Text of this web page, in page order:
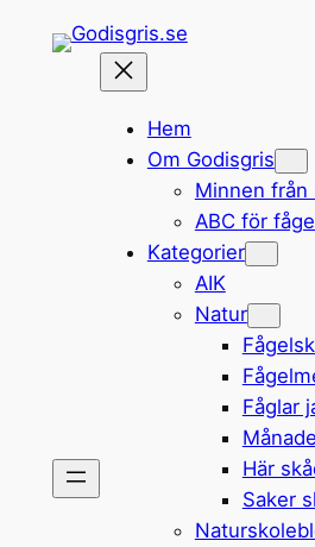
Hem
Om Godisgris
Minnen från
ABC för
Kategorier
AIK
Natur
Fåglar
Här
Saker